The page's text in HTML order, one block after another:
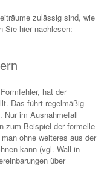
zulässig sind, wie
Sie hier nachlesen:
hat der
Das führt regelmäßig
Nur im Ausnahmefall
zum Beispiel der formelle
ohne weiteres aus der
kann (vgl. Wall in
über